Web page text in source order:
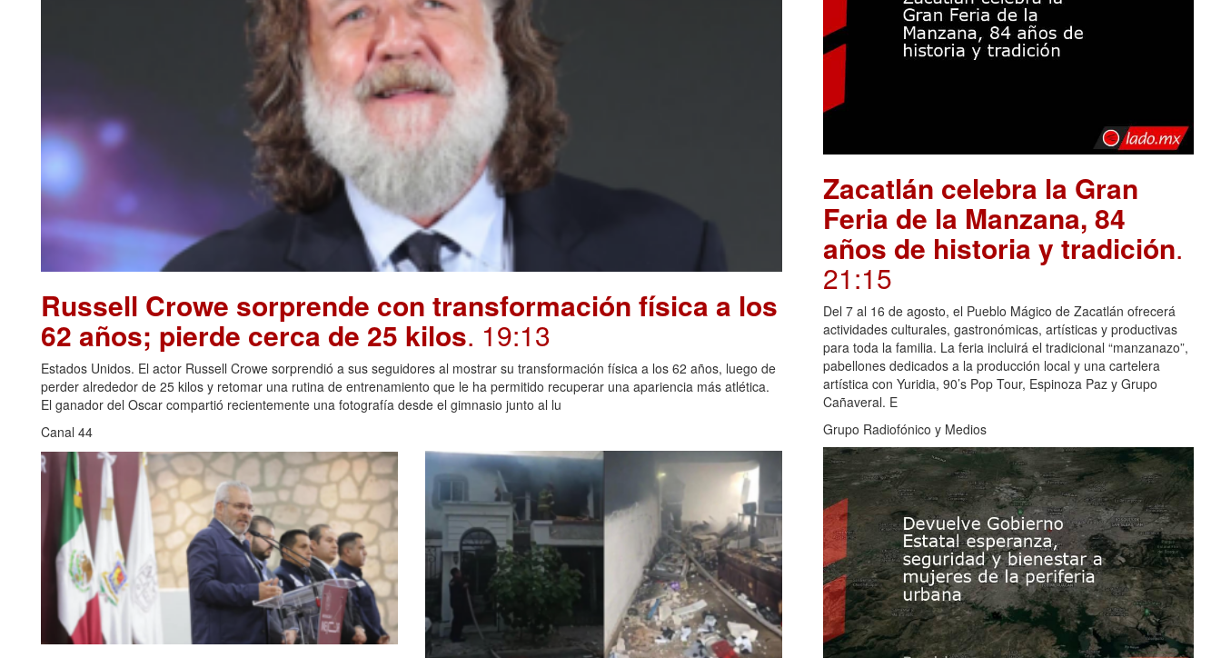
Russell Crowe sorprende con transformación física a los
62 años; pierde cerca de 25 kilos. 19:13
Estados Unidos. El actor Russell Crowe sorprendió a sus seguidores al mostrar su transformación física a los 62 años, luego de
perder alrededor de 25 kilos y retomar una rutina de entrenamiento que le ha permitido recuperar una apariencia más atlética.
El ganador del Oscar compartió recientemente una fotografía desde el gimnasio junto al lu
Canal 44
Zacatlán celebra la Gran
Feria de la Manzana, 84
años de historia y tradición.
21:15
Del 7 al 16 de agosto, el Pueblo Mágico de Zacatlán ofrecerá
actividades culturales, gastronómicas, artísticas y productivas
para toda la familia. La feria incluirá el tradicional “manzanazo”,
pabellones dedicados a la producción local y una cartelera
artística con Yuridia, 90’s Pop Tour, Espinoza Paz y Grupo
Cañaveral. E
Grupo Radiofónico y Medios